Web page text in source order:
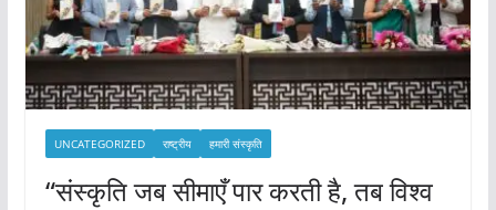
UNCATEGORIZED राष्ट्रीय हमारी संस्कृति
“संस्कृति जब सीमाएँ पार करती है, तब विश्व